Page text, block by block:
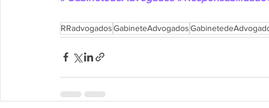
RRadvogadosGabineteAdvogados